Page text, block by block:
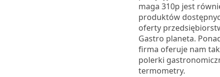
maga 310p jest
produktów
oferty
Gastro planeta.
firma oferuje nam
polerki
termometry.